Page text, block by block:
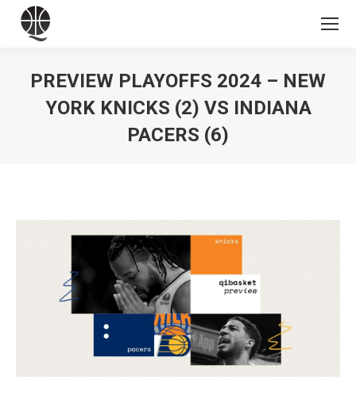
PREVIEW PLAYOFFS 2024 – NEW
YORK KNICKS (2) VS INDIANA
PACERS (6)